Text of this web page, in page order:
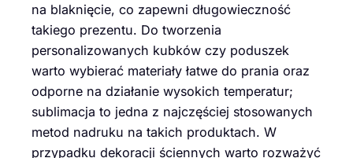
na blaknięcie, co zapewni długowieczność
takiego prezentu. Do tworzenia
personalizowanych kubków czy poduszek
warto wybierać materiały łatwe do prania oraz
odporne na działanie wysokich temperatur;
sublimacja to jedna z najczęściej stosowanych
metod nadruku na takich produktach. W
przypadku dekoracji ściennych warto rozważyć